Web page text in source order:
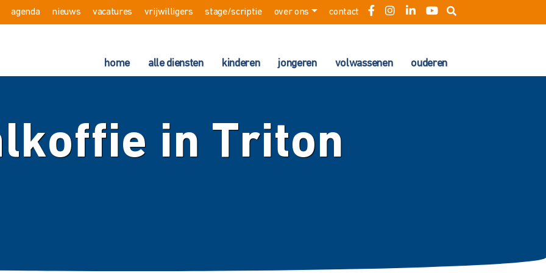
agenda nieuws vacatures vrijwilligers stage/scriptie over ons contact
home alle diensten kinderen jongeren volwassenen ouderen
in Triton